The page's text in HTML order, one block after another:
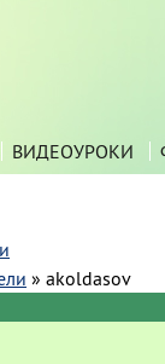
ВИДЕОУРОКИ
» akoldasov